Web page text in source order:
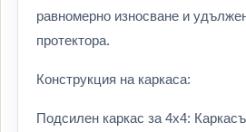
равномерно износване и
протектора.
Конструкция на каркаса:
Подсилен каркас за 4x4: